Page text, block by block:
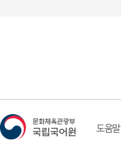
도움말